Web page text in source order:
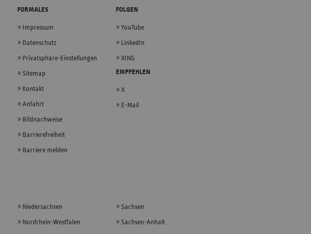
FORMALES
Impressum
Datenschutz
Privatsphäre-Einstellungen
Sitemap
Kontakt
Anfahrt
Bildnachweise
Barrierefreiheit
Barriere melden
FOLGEN
YouTube
LinkedIn
XING
EMPFEHLEN
X
E-Mail
Niedersachsen
Nordrhein-Westfalen
Sachsen
Sachsen-Anhalt